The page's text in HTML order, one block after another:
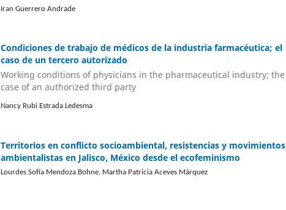
Iran Guerrero Andrade
Condiciones de trabajo de médicos de la industria farmacéutica; el
caso de un tercero autorizado
Working conditions of physicians in the pharmaceutical industry; the
case of an authorized third party
Nancy Rubi Estrada Ledesma
Territorios en conflicto socioambiental, resistencias y movimientos
ambientalistas en Jalisco, México desde el ecofeminismo
Lourdes Sofía Mendoza Bohne, Martha Patricia Aceves Márquez